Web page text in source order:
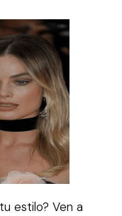
estilo? Ven a